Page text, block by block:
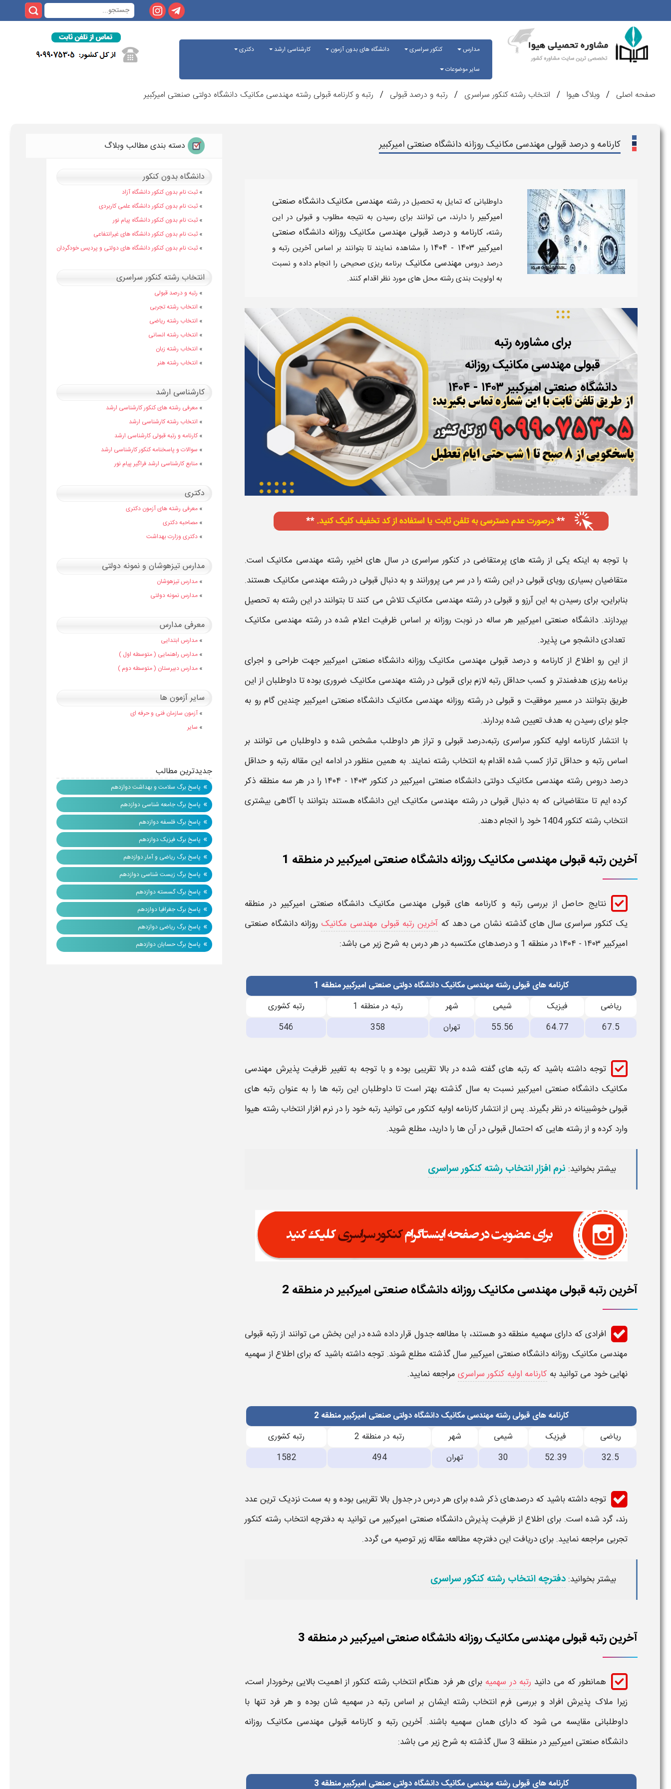
مدارس کنکور سراسری دانشگاه های بدون آزمون کارشناسی ارشد
دکتری
سایر موضوعات
صفحه اصلی وبلاگ هیوا انتخاب رشته کنکور سراسری رتبه و درصد قبولی رتبه و کارنامه قبولی رشته مهندسی مکانیک دانشگاه دولتی صنعتی امیرکبیر
کارنامه و درصد قبولی مهندسی مکانیک روزانه دانشگاه صنعتی امیرکبیر
داوطلبانی که تمایل به تحصیل در رشته مهندسی مکانیک دانشگاه صنعتی
امیرکبیر را دارند، می توانند برای رسیدن به نتیجه مطلوب و قبولی در این
رشته، کارنامه و درصد قبولی مهندسی مکانیک روزانه دانشگاه صنعتی
امیرکبیر ۱۴۰۳ - ۱۴۰۴
را مشاهده نمایند تا بتوانند بر اساس آخرین رتبه و
درصد دروس مهندسی مکانیک برنامه ریزی صحیحی را انجام داده و نسبت
به اولویت بندی رشته محل های مورد نظر اقدام کنند.
برای مشاوره رتبه
قبولی مهندسیمکانیکروزانه
دانشگاهصنعتی امیرکبیر۱۴۰۳ - ۱۴۰۴
با توجه به اینکه یکی از رشته های پرمتقاضی در کنکور سراسری در سال های اخیر، رشته مهندسی مکانیک است.
متقاضیان بسیاری رویای قبولی در این رشته را در سر می پرورانند و به دنبال قبولی در رشته مهندسی مکانیک​ هستند.
بنابراین، برای رسیدن به این آرزو و قبولی در رشته مهندسی مکانیک​ تلاش می کنند تا بتوانند در این رشته به تحصیل
بپردازند.دانشگاه صنعتی امیرکبیر هر ساله در نوبت روزانهبر اساس ظرفیت اعلام شده در رشته مهندسی مکانیک​
تعدادی دانشجو می پذیرد.
از این رو اطلاع از کارنامه و درصد قبولی مهندسی مکانیک​ روزانه دانشگاه صنعتی امیرکبیرجهت طراحی و اجرای
برنامه ریزی هدفمندتر و کسب حداقل رتبه لازم برای قبولی دررشته مهندسی مکانیک​ ضروری بوده تا داوطلبان از این
طریق بتوانند در مسیر موفقیت و قبولی در رشته روزانه مهندسی مکانیک​ دانشگاه صنعتی امیرکبیر چندین گام رو به
جلو برای رسیدن به هدف تعیین شده بردارند.
با انتشار کارنامه اولیه کنکور سراسری رتبه،درصد قبولی و تراز هر داوطلب مشخص شده و داوطلبان می توانند بر
اساس رتبه و حداقل تراز کسب شده اقدام به انتخاب رشته نمایند. به همین منظور در ادامه این مقاله رتبه و حداقل
درصد دروس رشته مهندسی مکانیک​ دولتی دانشگاه صنعتی امیرکبیردر کنکور۱۴۰۳ - ۱۴۰۴
را در هر سه منطقه ذکر
کرده ایم تا متقاضیانی که به دنبال قبولی در رشته مهندسی مکانیک​این دانشگاه هستند بتوانند با آگاهی بیشتری
انتخاب رشته کنکور1404 خود را انجام دهند.
آخرین رتبه قبولی مهندسی مکانیک روزانه دانشگاه صنعتی امیرکبیر در منطقه 1
نتایج حاصل از بررسی رتبه و کارنامه های قبولی مهندسی مکانیک​ دانشگاه صنعتی امیرکبیردر منطقه
یک کنکور سراسری سال های گذشته نشان می دهد که آخرین رتبه قبولی مهندسی مکانیک روزانه دانشگاه صنعتی
امیرکبیر ۱۴۰۳ - ۱۴۰۴
در منطقه 1 و درصدهای مکتسبه در هر درس به شرح زیر می باشد:
کارنامه های قبولی رشته مهندسی مکانیک دانشگاه دولتی صنعتی امیرکبیر منطقه 1
ریاضی
فیزیک شیمی شهر رتبه در منطقه 1
رتبه کشوری
67.5
64.77
55.56 تهران 358
546
توجه داشته باشید که رتبه های گفته شده در بالا تقریبی بوده و با توجه به تغییر ظرفیت پذیرش مهندسی
مکانیک​​​ دانشگاه صنعتی امیرکبیرنسبت به سال گذشته بهتر است تا داوطلبان این رتبه ها را به عنوان رتبه های
قبولیخوشبینانه در نظر بگیرند. پس از انتشار کارنامه اولیه کنکور می توانید رتبهخود را در نرم افزار انتخاب رشته هیوا
وارد کرده و از رشته هایی که احتمال قبولی در آن ها را دارید، مطلع شوید.
بیشتر بخوانید: نرم افزار انتخاب رشته کنکور سراسری
آخرین رتبه قبولی مهندسی مکانیک روزانه دانشگاه صنعتی امیرکبیر در منطقه 2
افرادی که دارای سهمیه منطقه دو هستند، با مطالعه جدول قرار داده شده در این بخش می توانند ازرتبه قبولی
مهندسی مکانیک​​​ روزانه دانشگاه صنعتی امیرکبیر سال گذشته مطلع شوند. توجه داشته باشید که برای اطلاع از سهمیه
نهایی خود می توانید به کارنامه اولیه کنکور سراسری مراجعه نمایید.
کارنامه های قبولی رشته مهندسی مکانیک دانشگاه دولتی صنعتی امیرکبیر منطقه 2
ریاضی
فیزیک شیمی شهر رتبه در منطقه 2
رتبه کشوری
32.5
52.39
30 تهران 494
1582
توجه داشته باشید که درصدهای ذکر شده برای هر درس در جدول بالا تقریبی بوده و به سمت نزدیک ترین عدد
رند، گرد شده است. برای اطلاع از ظرفیت پذیرشدانشگاه صنعتی امیرکبیر می توانید به دفترچه انتخاب رشته کنکور
تجربی مراجعه نمایید. برای دریافت این دفترچه مطالعه مقاله زیر توصیه می گردد.
بیشتر بخوانید: دفترچه انتخاب رشته کنکور سراسری
آخرین رتبه قبولی مهندسی مکانیک روزانه دانشگاه صنعتی امیرکبیر در منطقه 3
همانطور که می دانید رتبه در سهمیه برای هر فرد هنگام انتخاب رشته کنکور از اهمیت بالایی برخوردار است،
زیرا ملاک پذیرش افراد و بررسی فرم انتخاب رشته ایشان بر اساس رتبه در سهمیه شان بوده و هر فرد تنها با
داوطلبانی مقایسه می شود که دارای همان سهمیه باشند. آخرین رتبه و کارنامه قبولی مهندسی مکانیک​ روزانه
دانشگاه صنعتی امیرکبیردر منطقه 3 سال گذشته به شرح زیر می باشد:
کارنامه های قبولی رشته مهندسی مکانیک دانشگاه دولتی صنعتی امیرکبیر منطقه 3
دسته بندی مطالب وبلاگ
دانشگاه بدون کنکور
» ثبت نام بدون کنکور دانشگاه آزاد
» ثبت نام بدون کنکور دانشگاه علمی کاربردی
» ثبت نام بدون کنکور دانشگاه پیام نور
» ثبت نام بدون کنکور دانشگاه های غیرانتفاعی
» ثبت نام بدون کنکور دانشگاه های دولتی و پردیس خودگردان
انتخاب رشته کنکور سراسری
» رتبه و درصد قبولی
» انتخاب رشته تجربی
» انتخاب رشته ریاضی
» انتخاب رشته انسانی
» انتخاب رشته زبان
» انتخاب رشته هنر
کارشناسی ارشد
» معرفی رشته های کنکور کارشناسی ارشد
» انتخاب رشته کارشناسی ارشد
» کارنامه و رتبه قبولی کارشناسی ارشد
» سوالات و پاسخنامه کنکور کارشناسی ارشد
» منابع کارشناسی ارشد فراگیر پیام نور
دکتری
» معرفی رشته های آزمون دکتری
» مصاحبه دکتری
» دکتری وزارت بهداشت
مدارس تیزهوشان و نمونه دولتی
» مدارس تیزهوشان
» مدارس نمونه دولتی
معرفی مدارس
» مدارس ابتدایی
» مدارس راهنمایی ( متوسطه اول )
» مدارس دبیرستان ( متوسطه دوم )
سایر آزمون ها
» آزمون سازمان فنی و حرفه ای
» سایر
جدیدترین مطالب
» پاسخ برگ سلامت و بهداشت دوازدهم
» پاسخ برگ جامعه شناسی دوازدهم
» پاسخ برگ فلسفه دوازدهم
» پاسخ برگ فیزیک دوازدهم
» پاسخ برگ ریاضی و آمار دوازدهم
» پاسخ برگ زیست شناسی دوازدهم
» پاسخ برگ گسسته دوازدهم
» پاسخ برگ جغرافیا دوازدهم
» پاسخ برگ ریاضی دوازدهم
» پاسخ برگ حسابان دوازدهم